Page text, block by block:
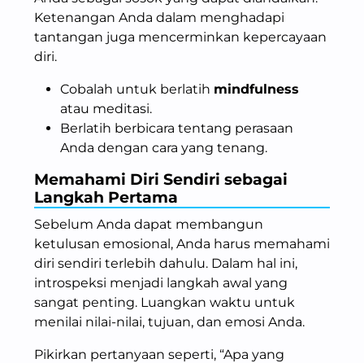
Ketenangan Anda dalam menghadapi
tantangan juga mencerminkan kepercayaan
diri.
Cobalah untuk berlatih mindfulness
atau meditasi.
Berlatih berbicara tentang perasaan
Anda dengan cara yang tenang.
Memahami Diri Sendiri sebagai
Langkah Pertama
Sebelum Anda dapat membangun
ketulusan emosional, Anda harus memahami
diri sendiri terlebih dahulu. Dalam hal ini,
introspeksi menjadi langkah awal yang
sangat penting. Luangkan waktu untuk
menilai nilai-nilai, tujuan, dan emosi Anda.
Pikirkan pertanyaan seperti, “Apa yang